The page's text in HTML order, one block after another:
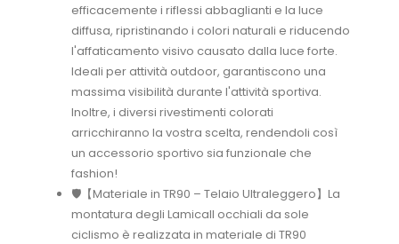
efficacemente i riflessi abbaglianti e la luce
diffusa, ripristinando i colori naturali e riducendo
l'affaticamento visivo causato dalla luce forte.
Ideali per attività outdoor, garantiscono una
massima visibilità durante l'attività sportiva.
Inoltre, i diversi rivestimenti colorati
arricchiranno la vostra scelta, rendendoli così
un accessorio sportivo sia funzionale che
fashion!
🛡️【Materiale in TR90 – Telaio Ultraleggero】La
montatura degli Lamicall occhiali da sole
ciclismo è realizzata in materiale di TR90